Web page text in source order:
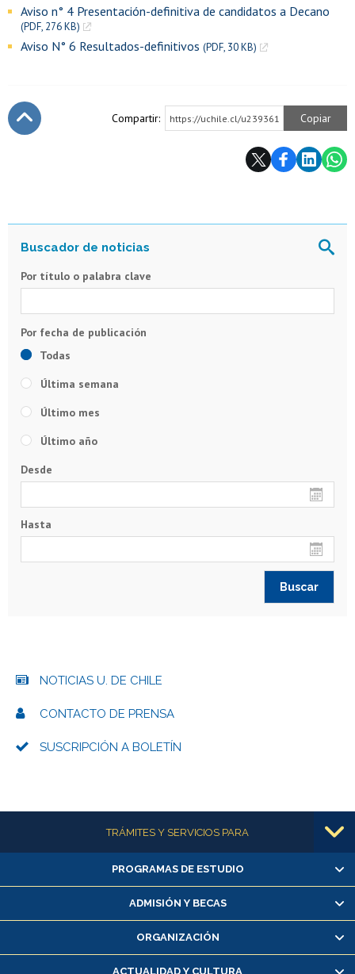
Aviso n° 4 Presentación-definitiva de candidatos a Decano
(PDF, 276 KB)
Aviso N° 6 Resultados-definitivos (PDF, 30 KB)
Compartir: https://uchile.cl/u239361 Copiar
Por título o palabra clave
Todas
Última semana
Último mes
Último año
Desde
Hasta
NOTICIAS U. DE CHILE
CONTACTO DE PRENSA
SUSCRIPCIÓN A BOLETÍN
Más informaciónTRÁMITES Y SERVICIOS PARA
Alumnas/os y exalumnas/os
Matrícula en línea
Inscripción y cambio de asignaturas
Consulta y certificado de notas
PROGRAMAS DE ESTUDIO
ADMISIÓN Y BECAS
ORGANIZACIÓN
ACTUALIDAD Y CULTURA